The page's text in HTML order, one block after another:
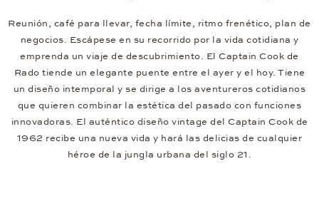
Reunión, café para llevar, fecha límite, ritmo frenético, plan de
negocios. Escápese en su recorrido por la vida cotidiana y
emprenda un viaje de descubrimiento. El Captain Cook de
Rado tiende un elegante puente entre el ayer y el hoy. Tiene
un diseño intemporal y se dirige a los aventureros cotidianos
que quieren combinar la estética del pasado con funciones
innovadoras. El auténtico diseño vintage del Captain Cook de
1962 recibe una nueva vida y hará las delicias de cualquier
héroe de la jungla urbana del siglo 21.